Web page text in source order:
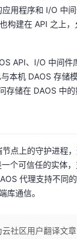
用程序和 I/O 中
构建在 API 之上
API、I/O 中间件
本机 DAOS 存储
储在 DAOS 中的
点上的守护进程
个可信任的实体
代理支持不同
库通信。
云社区用户翻译文